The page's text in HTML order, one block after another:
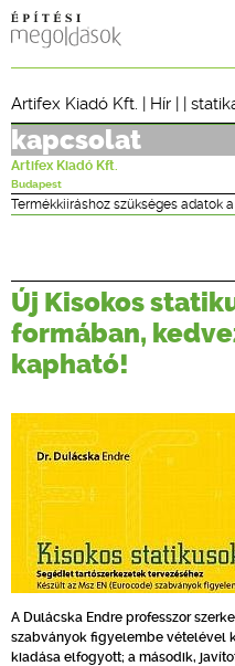
CPR
ONLINE
Artifex Kiadó Kft. | Hír | |
kapcsolat
Artifex Kiadó Kft.
Budapest
Termékkiíráshoz szükséges adatok a
Új Kisokos
formában,
kapható!
A Dulácska Endre professzor
szabványok figyelembe vételével
kiadása elfogyott; a második,